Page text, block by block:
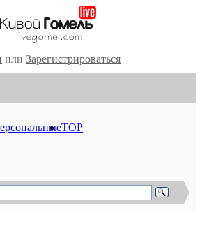
или Зарегистрироваться
TOP